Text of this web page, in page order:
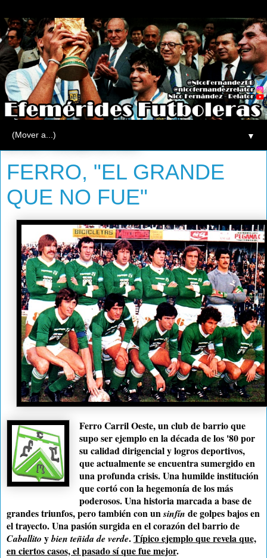
▼
viernes, 9 de julio de 2010
FERRO, "EL GRANDE
QUE NO FUE"
Ferro Carril Oeste, un club de barrio que
supo ser ejemplo en la década de los '80 por
su calidad dirigencial y logros deportivos,
que actualmente se encuentra sumergido en
una profunda crisis. Una humilde institución
que cortó con la hegemonía de los más
poderosos. Una historia marcada a base de
grandes triunfos, pero también con unsinfín de golpes bajos en
el trayecto. Una pasión surgida en el corazón del barrio de
Caballito ybien teñida de verde.Típico ejemplo que revela que,
en ciertos casos, el pasado sí que fue mejor.